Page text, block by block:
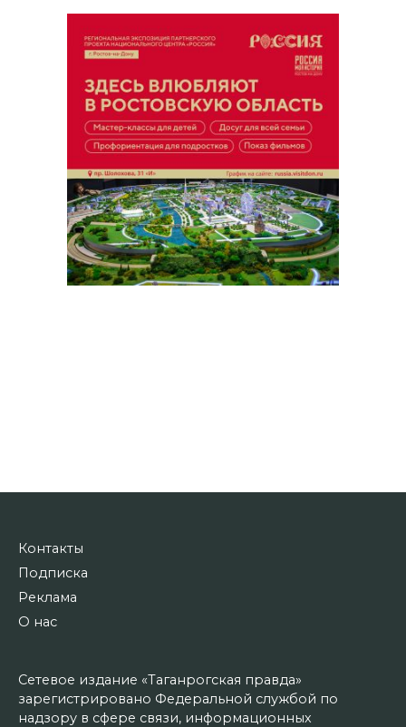
Контакты
Подписка
Реклама
О нас
Сетевое издание «Таганрогская правда»
зарегистрировано Федеральной службой по
надзору в сфере связи, информационных